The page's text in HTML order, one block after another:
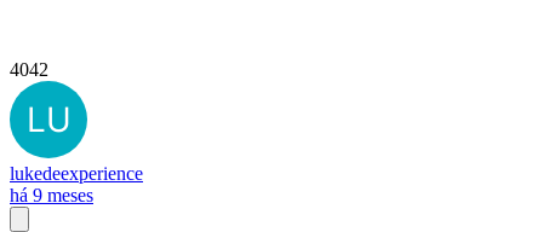
4042
lukedeexperience
há 9 meses